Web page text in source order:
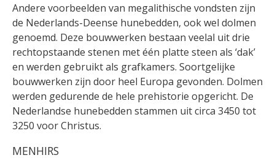
Andere voorbeelden van megalithische vondsten zijn
de Nederlands-Deense hunebedden, ook wel dolmen
genoemd. Deze bouwwerken bestaan veelal uit drie
rechtopstaande stenen met één platte steen als ‘dak’
en werden gebruikt als grafkamers. Soortgelijke
bouwwerken zijn door heel Europa gevonden. Dolmen
werden gedurende de hele prehistorie opgericht. De
Nederlandse hunebedden stammen uit circa 3450 tot
3250 voor Christus.
MENHIRS